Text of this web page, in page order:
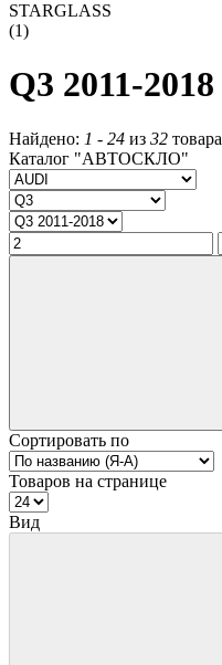
STARGLASS
(1)
Q3 2011-2018
Найдено: 1 - 24 из 32 товара
Каталог "АВТОСКЛО"
Сортировать по
Товаров на странице
Вид